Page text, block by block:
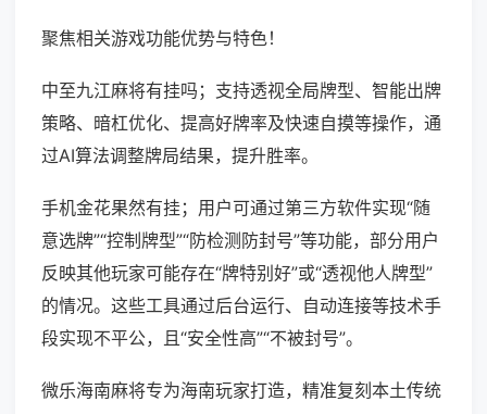
聚焦相关游戏功能优势与特色！
中至九江麻将有挂吗；支持透视全局牌型、智能出牌
策略、暗杠优化、提高好牌率及快速自摸等操作，通
过AI算法调整牌局结果，提升胜率。
手机金花果然有挂；用户可通过第三方软件实现“随
意选牌”“控制牌型”“防检测防封号”等功能，部分用户
反映其他玩家可能存在“牌特别好”或“透视他人牌型”
的情况。这些工具通过后台运行、自动连接等技术手
段实现不平公，且“安全性高”“不被封号”。
微乐海南麻将专为海南玩家打造，精准复刻本土传统